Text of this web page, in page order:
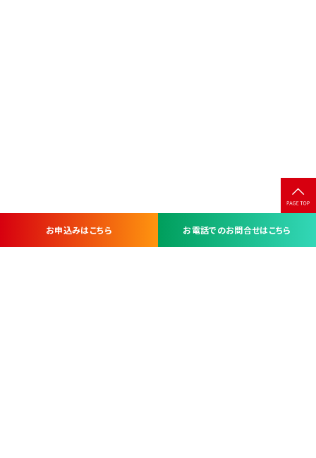
お申込みはこちら お電話でのお問合せはこちら